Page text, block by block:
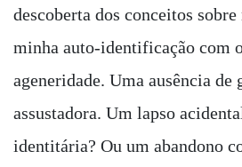
descoberta dos conceitos
minha auto-identificação com
ageneridade. Uma ausência de
assustadora. Um lapso
identitária? Ou um abandono